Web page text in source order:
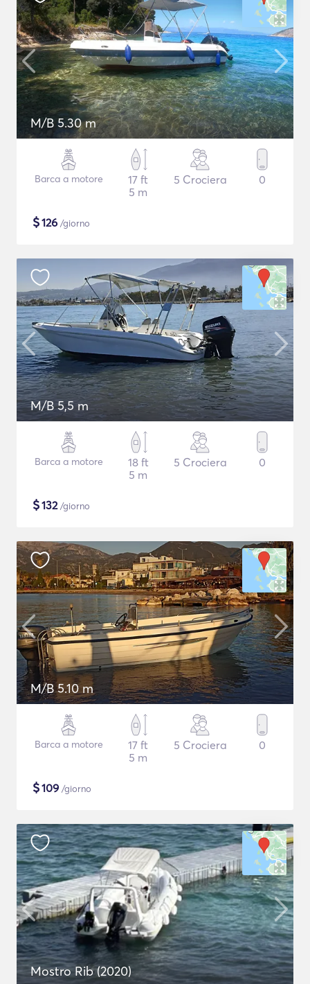
M/B 5.30 m
Barca a motore
17 ft
5 m
5 Crociera 0
$126 /giorno
M/B 5,5 m
Barca a motore
18 ft
5 m
5 Crociera 0
$132/giorno
M/B 5.10 m
Barca a motore
17 ft
5 m
5 Crociera 0
$109 /giorno
Mostro Rib (2020)